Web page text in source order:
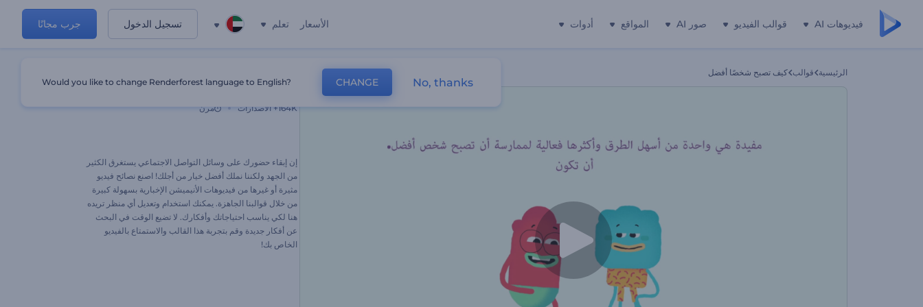
فيديوهات AI قوالب الفيديو صور AI المواقع أدوات الأسعار تعلم تسجيل الدخول جرب مجانًا
الرئيسية قوالب كيف تصبح شخصًا أفضل
164K+ الاصدارات مرن
إن إبقاء حضورك على وسائل التواصل الاجتماعي يستغرق الكثير
من الجهد ولكننا نملك أفضل خيار من أجلك! اصنع نصائح فيديو
مثيرة أو غيرها من فيديوهات الأنيميشن الإخبارية بسهولة كبيرة
من خلال قوالبنا الجاهزة. يمكنك استخدام وتعديل أي منظر تريده
هنا لكي يناسب احتياجاتك وأفكارك. لا تضيع الوقت في البحث
عن أفكار جديدة وقم بتجربة هذا القالب والاستمتاع بالفيديو
الخاص بك!
Would you like to change Renderforest language to English? CHANGE No, thanks